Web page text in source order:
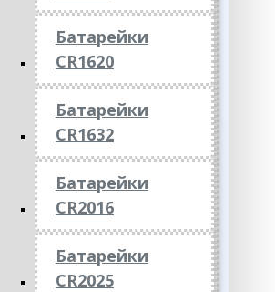
Батарейки
CR1620
Батарейки
CR1632
Батарейки
CR2016
Батарейки
CR2025